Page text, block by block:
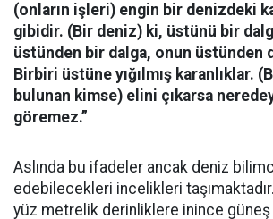
(onların işleri) engin bir denizdeki
gibidir. (Bir deniz) ki, üstünü bir
üstünden bir dalga, onun üstünden
Birbiri üstüne yığılmış karanlıklar.
bulunan kimse) elini çıkarsa
göremez.”
Aslında bu ifadeler ancak deniz
edebilecekleri incelikleri
yüz metrelik derinliklere inince güneş